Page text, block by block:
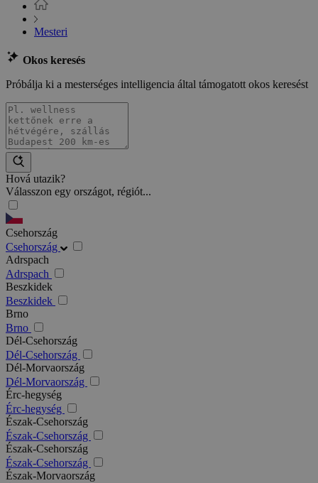
Mesteri
Okos keresés
Próbálja ki a mesterséges intelligencia által támogatott okos keresést
Hová utazik?
Válasszon egy országot, régiót...
Csehország
Csehország
Adrspach
Adrspach
Beszkidek
Beszkidek
Brno
Brno
Dél-Csehország
Dél-Csehország
Dél-Morvaország
Dél-Morvaország
Érc-hegység
Érc-hegység
Észak-Csehország
Észak-Csehország
Észak-Csehország
Észak-Csehország
Észak-Morvaország